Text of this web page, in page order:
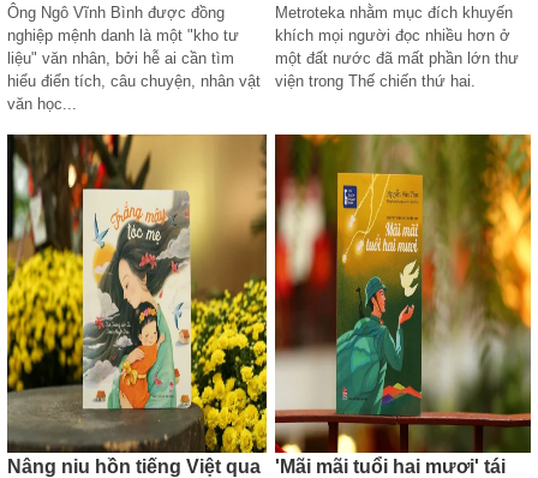
Ông Ngô Vĩnh Bình được đồng
nghiệp mệnh danh là một "kho tư
liệu" văn nhân, bởi hễ ai cần tìm
hiểu điển tích, câu chuyện, nhân vật
văn học...
Metroteka nhằm mục đích khuyến
khích mọi người đọc nhiều hơn ở
một đất nước đã mất phần lớn thư
viện trong Thế chiến thứ hai.
Nâng niu hồn tiếng Việt qua
'Mãi mãi tuổi hai mươi' tái